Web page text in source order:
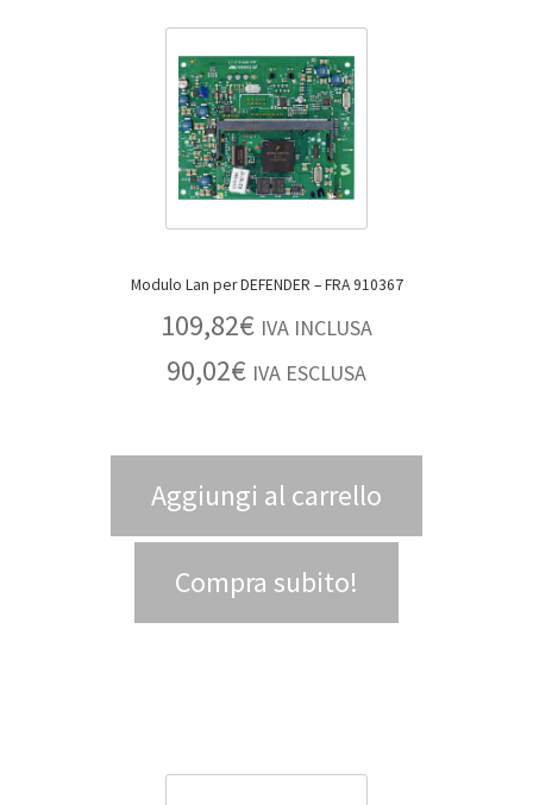
Modulo Lan per DEFENDER – FRA 910367
109,82€ IVA INCLUSA
90,02€ IVA ESCLUSA
Aggiungi al carrello
Compra subito!